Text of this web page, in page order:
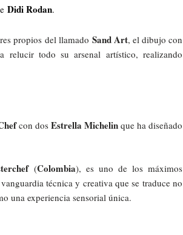
Didi Rodan.
propios del llamado Sand Art, el dibujo con
relucir todo su arsenal artístico, realizando
con dos Estrella Michelinque ha diseñado
(Colombia), es uno de los máximos
técnica y creativa que se traduce no
una experiencia sensorial única.